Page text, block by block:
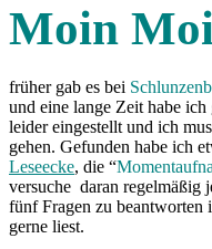
Moin
früher gab es bei
und eine lange Zeit habe
leider eingestellt und ich
gehen. Gefunden habe ich
Leseecke, die “
versuche daran regelmäßig
fünf Fragen zu beantworten
gerne liest.